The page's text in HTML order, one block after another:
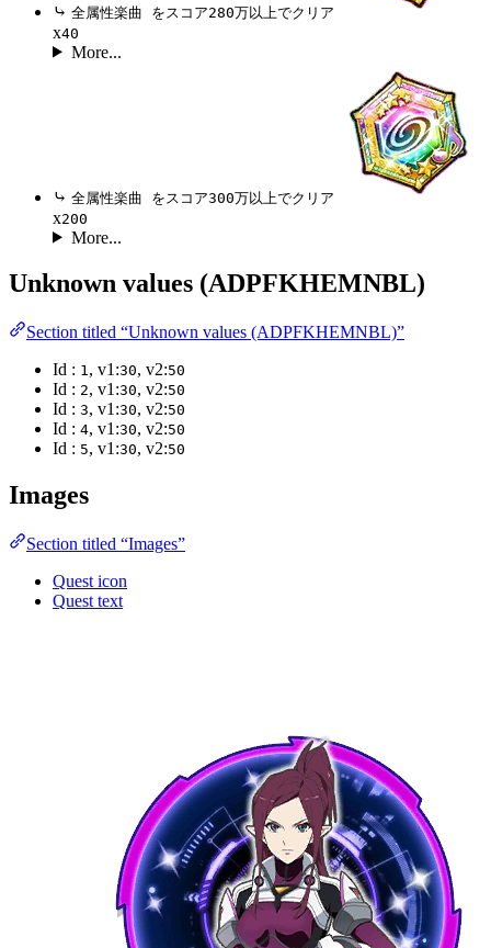
⤷ 全属性楽曲 をスコア280万以上でクリア
x40
More...
⤷ 全属性楽曲 をスコア300万以上でクリア
x200
More...
Unknown values (ADPFKHEMNBL)
Section titled “Unknown values (ADPFKHEMNBL)”
Id : 1, v1:30, v2:50
Id : 2, v1:30, v2:50
Id : 3, v1:30, v2:50
Id : 4, v1:30, v2:50
Id : 5, v1:30, v2:50
Images
Section titled “Images”
Quest icon
Quest text